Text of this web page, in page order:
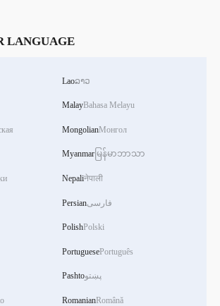
LANGUAGE
Laoລາວ
MalayBahasa Melayu
MongolianМонгол
Myanmar မြန်မာဘာသာ
Nepaliनेपाली
Persianفارسی
PolishPolski
PortuguesePortuguês
Pashtoپښتو
RomanianRomână